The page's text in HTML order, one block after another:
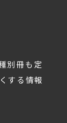
別冊も定
する情報